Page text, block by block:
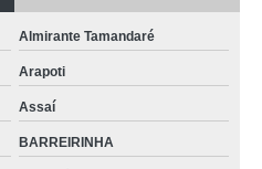
Almirante Tamandaré
Arapoti
Assaí
BARREIRINHA